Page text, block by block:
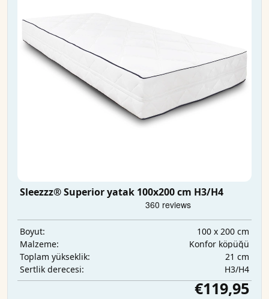
Sleezzz® Superior yatak 100x200 cm H3/H4
Boyut:
100 x 200 cm
Malzeme:
Konfor köpüğü
Toplam yükseklik:
21 cm
Sertlik derecesi:
H3/H4
€119,95